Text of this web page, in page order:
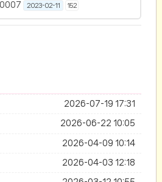
2023-02-11 152
2026-07-19 17:31
2026-06-22 10:05
2026-04-09 10:14
2026-04-03 12:18